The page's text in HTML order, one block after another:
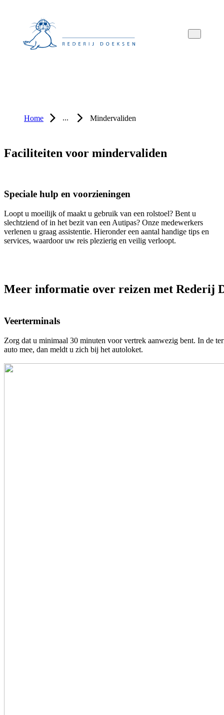
Overslaan
naar
hoofdnavigatie
Overslaan
naar
hoofdinhoud
Overslaan
naar
voettekstinhoud
Home ... Mindervaliden
Faciliteiten voor mindervaliden
Speciale hulp en voorzieningen
Loopt u moeilijk of maakt u gebruik van een rolstoel? Bent u
slechtziend of in het bezit van een Autipas? Onze medewerkers
verlenen u graag assistentie. Hieronder een aantal handige tips en
services, waardoor uw reis plezierig en veilig verloopt.
Meer informatie over reizen met Rederij
Veerterminals
Zorg dat u minimaal 30 minuten voor vertrek aanwezig bent. In de
auto mee, dan meldt u zich bij het autoloket.